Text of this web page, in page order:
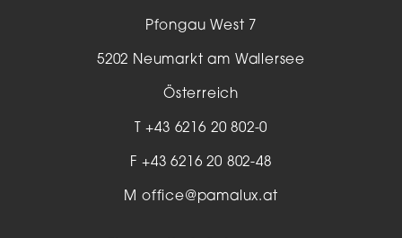
Pfongau West 7
5202 Neumarkt am Wallersee
Österreich
T+43 6216 20 802-0
F +43 6216 20 802-48
M office@pamalux.at